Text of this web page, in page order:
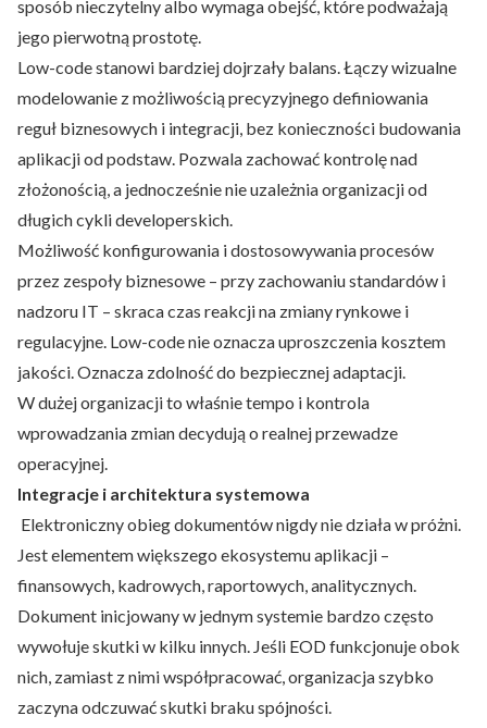
sposób nieczytelny albo wymaga obejść, które podważają
jego pierwotną prostotę.
Low-code stanowi bardziej dojrzały balans. Łączy wizualne
modelowanie z możliwością precyzyjnego definiowania
reguł biznesowych i integracji, bez konieczności budowania
aplikacji od podstaw. Pozwala zachować kontrolę nad
złożonością, a jednocześnie nie uzależnia organizacji od
długich cykli developerskich.
Możliwość konfigurowania i dostosowywania procesów
przez zespoły biznesowe – przy zachowaniu standardów i
nadzoru IT – skraca czas reakcji na zmiany rynkowe i
regulacyjne. Low-code nie oznacza uproszczenia kosztem
jakości. Oznacza zdolność do bezpiecznej adaptacji.
W dużej organizacji to właśnie tempo i kontrola
wprowadzania zmian decydują o realnej przewadze
operacyjnej.
Integracje i architektura systemowa
Elektroniczny obieg dokumentów nigdy nie działa w próżni.
Jest elementem większego ekosystemu aplikacji –
finansowych, kadrowych, raportowych, analitycznych.
Dokument inicjowany w jednym systemie bardzo często
wywołuje skutki w kilku innych. Jeśli EOD funkcjonuje obok
nich, zamiast z nimi współpracować, organizacja szybko
zaczyna odczuwać skutki braku spójności.